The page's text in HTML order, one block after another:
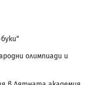
олимпиади и